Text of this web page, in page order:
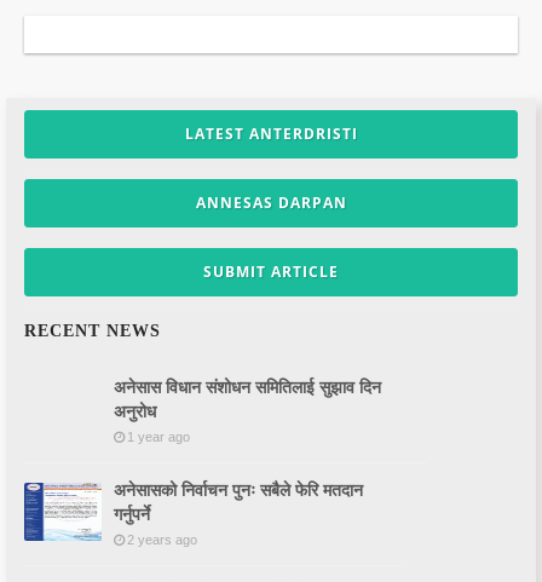
EVENTS
NEWS
AWARDS
GALLERY
LATEST ANTERDRISTI
ANNESAS DARPAN
SUBMIT ARTICLE
RECENT NEWS
अनेसास विधान संशोधन समितिलाई सुझाव दिन
अनुरोध
1 year ago
अनेसासको निर्वाचन पुनः सबैले फेरि मतदान
गर्नुपर्ने
2 years ago